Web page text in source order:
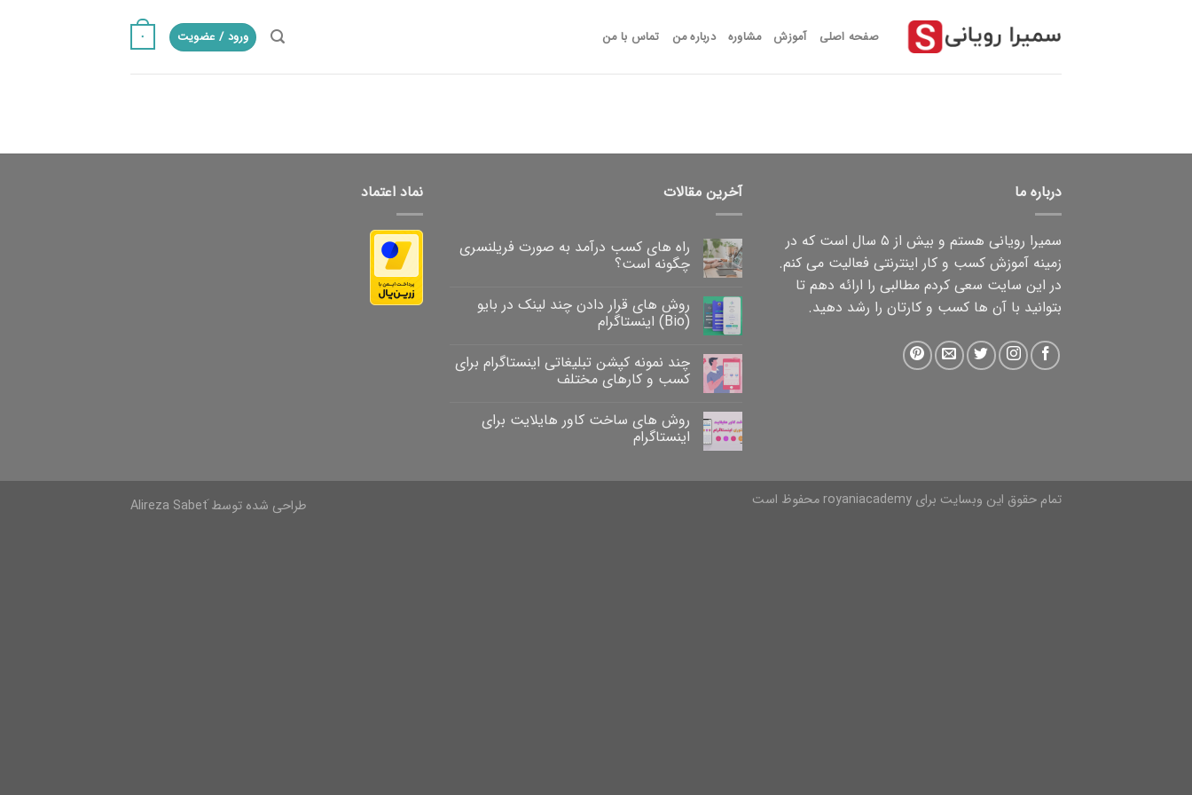
صفحه اصلی آموزش مشاوره درباره من تماس با من ورود / عضویت ۰
درباره ما
سمیرا رویانی هستم و بیش از ۵ سال است که در
زمینه آموزش کسب و کار اینترنتی فعالیت می کنم.
در این سایت سعی کردم مطالبی را ارائه دهم تا
بتوانید با آن ها کسب و کارتان را رشد دهید.
آخرین مقالات
راه های کسب درآمد به صورت فریلنسری
چگونه است؟
روش های قرار دادن چند لینک در بایو
(Bio) اینستاگرام
چند نمونه کپشن تبلیغاتی اینستاگرام برای
کسب و کارهای مختلف
روش های ساخت کاور هایلایت برای
اینستاگرام
نماد اعتماد
طراحی شده توسط تمام حقوق این وبسایت برای royaniacademy محفوظ است